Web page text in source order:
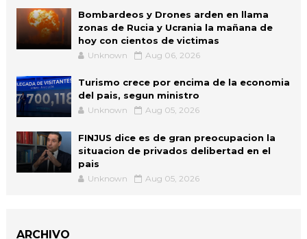
Bombardeos y Drones arden en llama
zonas de Rucia y Ucrania la mañana de
hoy con cientos de victimas
Unknown Aug 06, 2026
Turismo crece por encima de la economia
del pais, segun ministro
Unknown Aug 05, 2026
FINJUS dice es de gran preocupacion la
situacion de privados delibertad en el
pais
Unknown Aug 05, 2026
ARCHIVO